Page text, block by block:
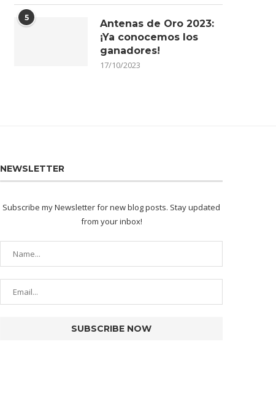
5
Antenas de Oro 2023:
¡Ya conocemos los
ganadores!
17/10/2023
NEWSLETTER
Subscribe my Newsletter for new blog posts. Stay updated
from your inbox!